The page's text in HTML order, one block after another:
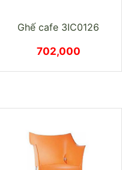
Ghế cafe 3IC0126
702,000